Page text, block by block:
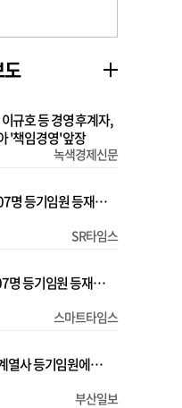
규호 등 경영 후계자,
'책임경영' 앞장
녹색경제신문
명 등기임원 등재…
SR타임스
명 등기임원 등재…
스마트타임스
열사 등기임원에…
부산일보